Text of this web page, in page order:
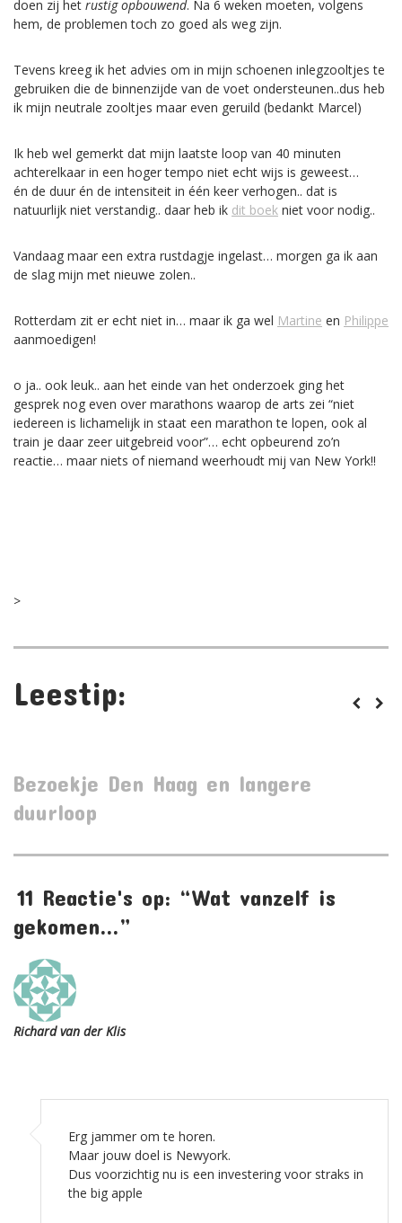
doen zij het rustig opbouwend. Na 6 weken moeten, volgens
hem, de problemen toch zo goed als weg zijn.
Tevens kreeg ik het advies om in mijn schoenen inlegzooltjes te
gebruiken die de binnenzijde van de voet ondersteunen..dus heb
ik mijn neutrale zooltjes maar even geruild (bedankt Marcel)
Ik heb wel gemerkt dat mijn laatste loop van 40 minuten
achterelkaar in een hoger tempo niet echt wijs is geweest…
én de duur én de intensiteit in één keer verhogen.. dat is
natuurlijk niet verstandig.. daar heb ik dit boek niet voor nodig..
Vandaag maar een extra rustdagje ingelast… morgen ga ik aan
de slag mijn met nieuwe zolen..
Rotterdam zit er echt niet in… maar ik ga wel Martine en Philippe
aanmoedigen!
o ja.. ook leuk.. aan het einde van het onderzoek ging het
gesprek nog even over marathons waarop de arts zei “niet
iedereen is lichamelijk in staat een marathon te lopen, ook al
train je daar zeer uitgebreid voor”… echt opbeurend zo’n
reactie… maar niets of niemand weerhoudt mij van New York!!
>
Leestip:
Feb,
22
Bezoekje Den Haag en langere
duurloop
11 Reactie's op: “Wat vanzelf is
gekomen…”
Richard van der Klis
Erg jammer om te horen.
Maar jouw doel is Newyork.
Dus voorzichtig nu is een investering voor straks in
the big apple